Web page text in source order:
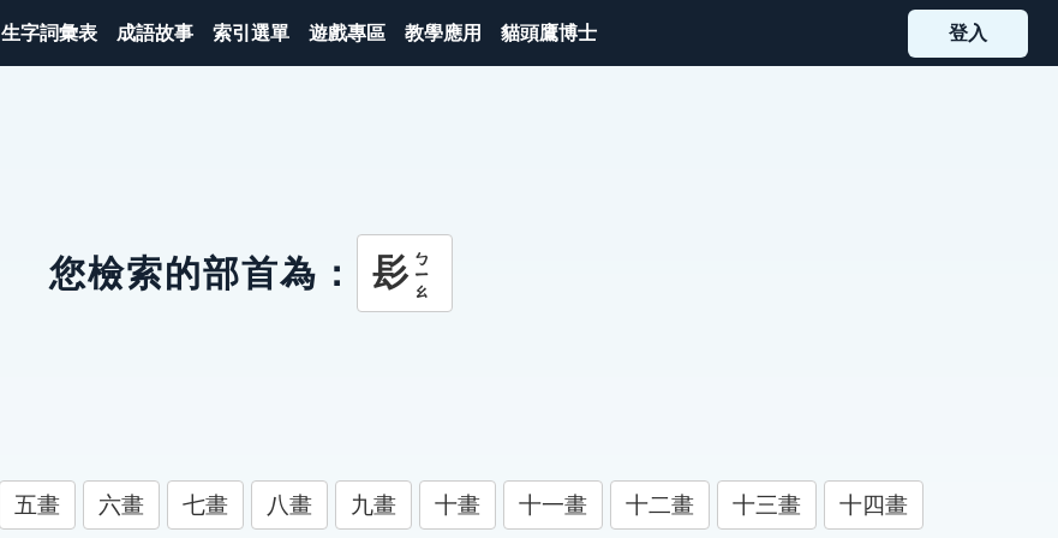
生字詞彙表 成語故事 索引選單 遊戲專區 教學應用 貓頭鷹博士 登入
您檢索的部首為： 髟ㄅㄧㄠ
五畫 六畫 七畫 八畫 九畫 十畫 十一畫 十二畫 十三畫 十四畫